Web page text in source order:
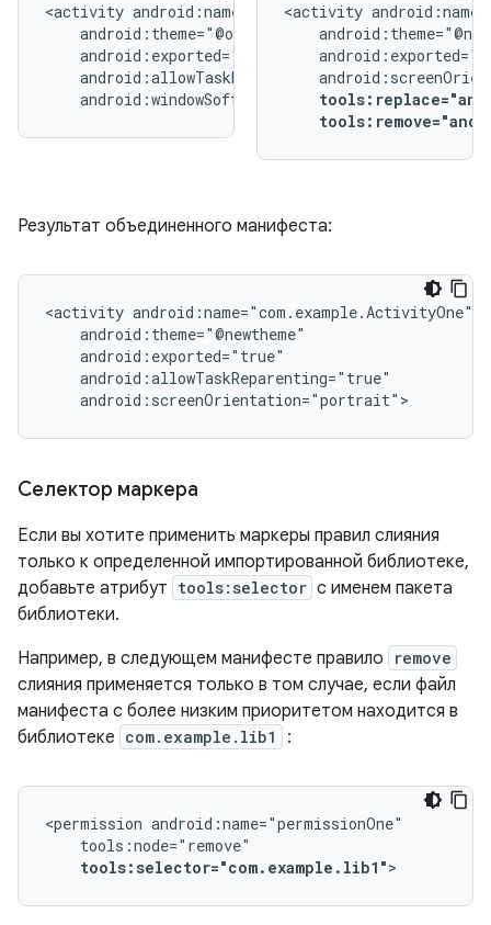
<activity
android:windowSoftInputMode="stateUnchanged">
<activity
Результат объединенного манифеста:
<activity
android:screenOrientation="portrait">
Селектор маркера
Если вы хотите применить маркеры правил слияния
только к определенной импортированной библиотеке,
добавьте атрибут tools:selector с именем пакета
библиотеки.
Например, в следующем манифесте правило
remove
слияния применяется только в том случае, если файл
манифеста с более низким приоритетом находится в
библиотеке com.example.lib1 :
<permission
tools:selector="com.example.lib1">